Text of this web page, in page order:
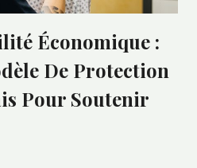
Économique :
De Protection
Pour Soutenir